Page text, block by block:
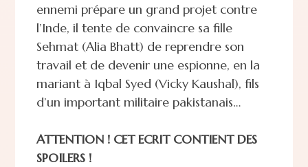
ennemi prépare un grand projet contre
l’Inde, il tente de convaincre sa fille
Sehmat (Alia Bhatt) de reprendre son
travail et de devenir une espionne, en la
mariant à Iqbal Syed (Vicky Kaushal), fils
d’un important militaire pakistanais…
ATTENTION ! CET ECRIT CONTIENT DES
SPOILERS !